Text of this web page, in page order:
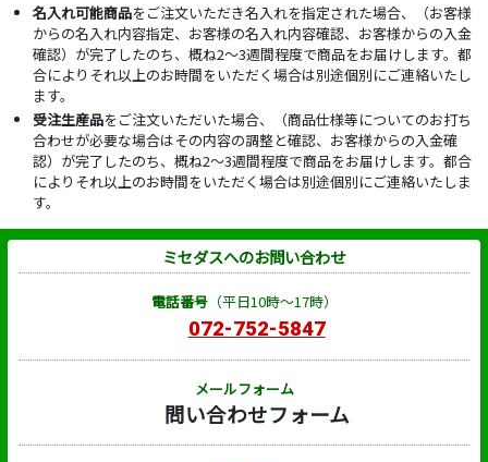
名入れ可能商品をご注文いただき名入れを指定された場合、（お客様
からの名入れ内容指定、お客様の名入れ内容確認、お客様からの入金
確認）が完了したのち、概ね2～3週間程度で商品をお届けします。都
合によりそれ以上のお時間をいただく場合は別途個別にご連絡いたし
ます。
受注生産品をご注文いただいた場合、（商品仕様等についてのお打ち
合わせが必要な場合はその内容の調整と確認、お客様からの入金確
認）が完了したのち、概ね2～3週間程度で商品をお届けします。都合
によりそれ以上のお時間をいただく場合は別途個別にご連絡いたしま
す。
ミセダスへのお問い合わせ
電話番号（平日10時～17時）
072-752-5847
メールフォーム
問い合わせフォーム